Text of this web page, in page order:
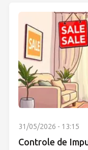
31/05/2026 - 13:15
Controle de